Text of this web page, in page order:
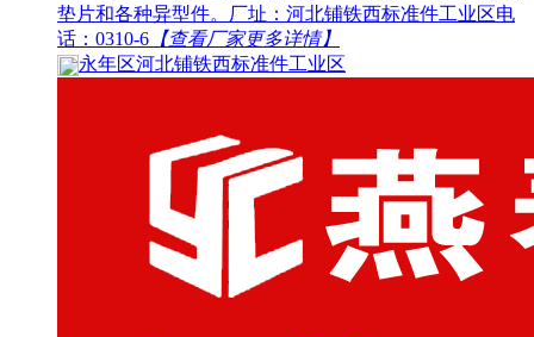
垫片和各种异型件。厂址：河北铺铁西标准件工业区电
话：0310-6 【查看厂家更多详情】
永年区河北铺铁西标准件工业区